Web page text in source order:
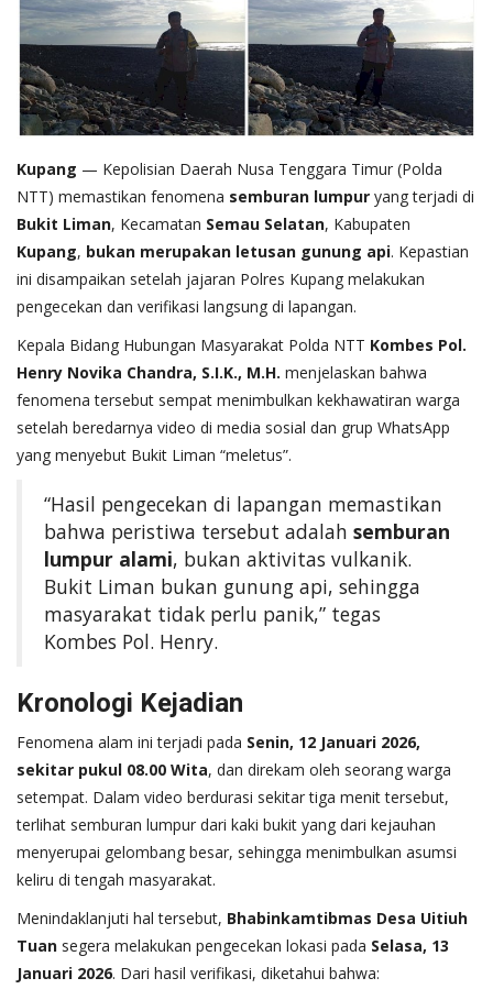
Kupang — Kepolisian Daerah Nusa Tenggara Timur (Polda
NTT) memastikan fenomena semburan lumpur yang terjadi di
Bukit Liman, Kecamatan Semau Selatan, Kabupaten
Kupang, bukan merupakan letusan gunung api. Kepastian
ini disampaikan setelah jajaran Polres Kupang melakukan
pengecekan dan verifikasi langsung di lapangan.
Kepala Bidang Hubungan Masyarakat Polda NTT Kombes Pol.
Henry Novika Chandra, S.I.K., M.H. menjelaskan bahwa
fenomena tersebut sempat menimbulkan kekhawatiran warga
setelah beredarnya video di media sosial dan grup WhatsApp
yang menyebut Bukit Liman “meletus”.
“Hasil pengecekan di lapangan memastikan
bahwa peristiwa tersebut adalah semburan
lumpur alami, bukan aktivitas vulkanik.
Bukit Liman bukan gunung api, sehingga
masyarakat tidak perlu panik,” tegas
Kombes Pol. Henry.
Kronologi Kejadian
Fenomena alam ini terjadi pada Senin, 12 Januari 2026,
sekitar pukul 08.00 Wita, dan direkam oleh seorang warga
setempat. Dalam video berdurasi sekitar tiga menit tersebut,
terlihat semburan lumpur dari kaki bukit yang dari kejauhan
menyerupai gelombang besar, sehingga menimbulkan asumsi
keliru di tengah masyarakat.
Menindaklanjuti hal tersebut, Bhabinkamtibmas Desa Uitiuh
Tuan segera melakukan pengecekan lokasi pada Selasa, 13
Januari 2026. Dari hasil verifikasi, diketahui bahwa: